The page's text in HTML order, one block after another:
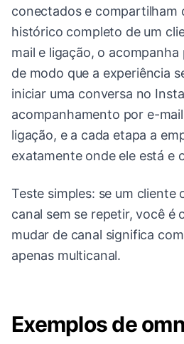
conectados e compartilham
histórico completo de um
mail e ligação, o
de modo que a experiência
iniciar uma conversa no
acompanhamento por e-
ligação, e a cada etapa a
exatamente onde ele está e
Teste simples: se um cliente
canal sem se repetir, você é
mudar de canal significa
apenas multicanal.
Exemplos de